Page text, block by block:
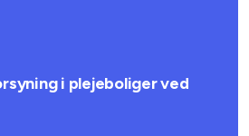
i plejeboliger ved